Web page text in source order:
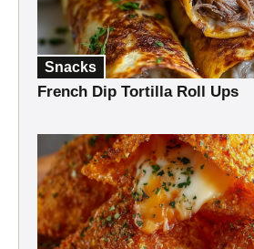
Snacks
French Dip Tortilla Roll Ups